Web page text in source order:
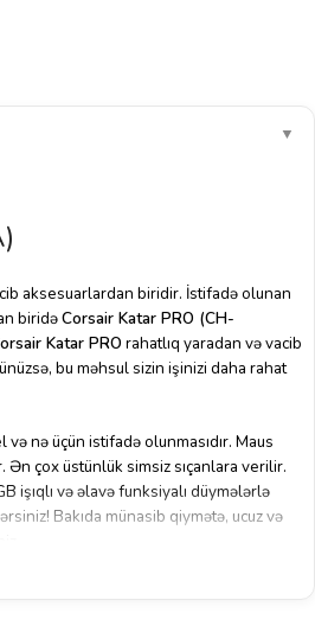
▼
aksesuarlardan biridir. İstifadə olunan
biridəCorsair Katar PRO (CH-
Katar PRO rahatlıq yaradan və vacib
bu məhsul sizin işinizi daha rahat
nə üçün istifadə olunmasıdır. Maus
çox üstünlük simsiz sıçanlara verilir.
işıqlı və əlavə funksiyalı düymələrlə
Bakıda münasib qiymətə, ucuz və
təmin edir. Məhsulu ətraflı şəkildə